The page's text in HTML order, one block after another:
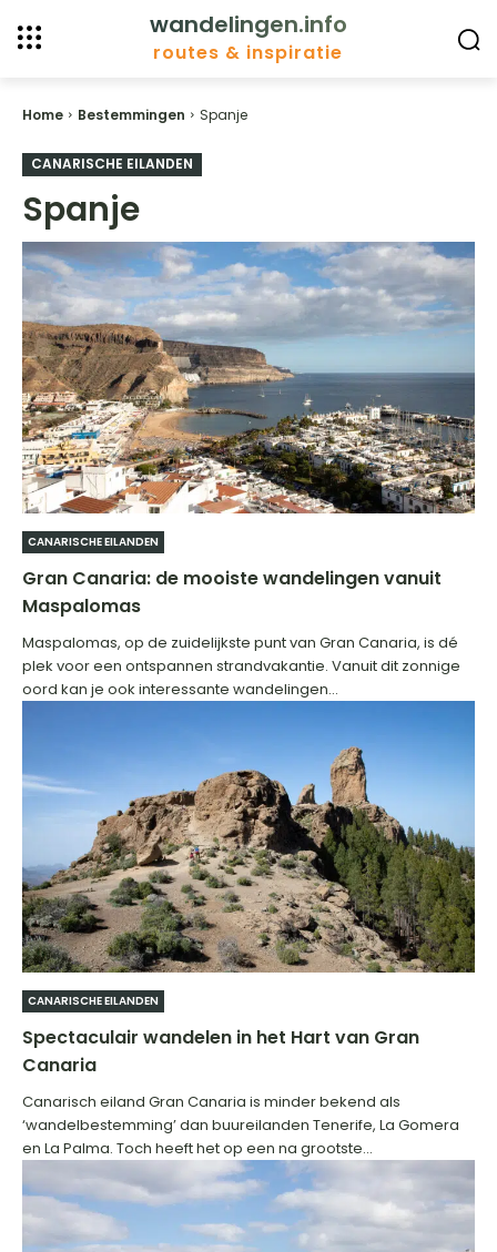
wandelingen.info
routes & inspiratie
Home Bestemmingen Spanje
CANARISCHE EILANDEN
Spanje
CANARISCHE EILANDEN
Gran Canaria: de mooiste wandelingen vanuit
Maspalomas
Maspalomas, op de zuidelijkste punt van Gran Canaria, is dé
plek voor een ontspannen strandvakantie. Vanuit dit zonnige
oord kan je ook interessante wandelingen...
CANARISCHE EILANDEN
Spectaculair wandelen in het Hart van Gran
Canaria
Canarisch eiland Gran Canaria is minder bekend als
‘wandelbestemming’ dan buureilanden Tenerife, La Gomera
en La Palma. Toch heeft het op een na grootste...